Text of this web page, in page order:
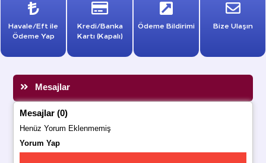
Havale/Eft ile
Ödeme Yap
Kredi/Banka
Kartı (Kapalı)
Ödeme Bildirimi Bize Ulaşın
Mesajlar
Mesajlar (0)
Henüz Yorum Eklenmemiş
Yorum Yap